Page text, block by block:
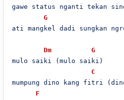
gawe status nganti tekan
G
ati mangkel dadi sungkan
Dm
G
mulo saiki (mulo saiki)
C
mumpung dino kang fitri
F